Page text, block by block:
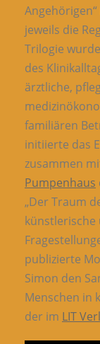
jeweils die
Trilogie
des
ärztliche,
familiären
initiierte das
zusammen
Pumpenhaus
„Der Traum
künstlerische
publizierte
Simon den
Menschen in
der im LIT